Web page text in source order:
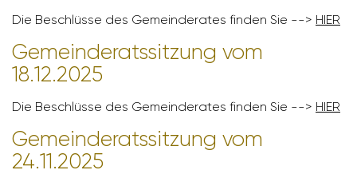
Die Beschlüsse des Gemein­de­rates finden Sie --> HIER
Gemein­de­rats­sit­zung vom
18.12.2025
Die Beschlüsse des Gemein­de­rates finden Sie --> HIER
Gemein­de­rats­sit­zung vom
24.11.2025